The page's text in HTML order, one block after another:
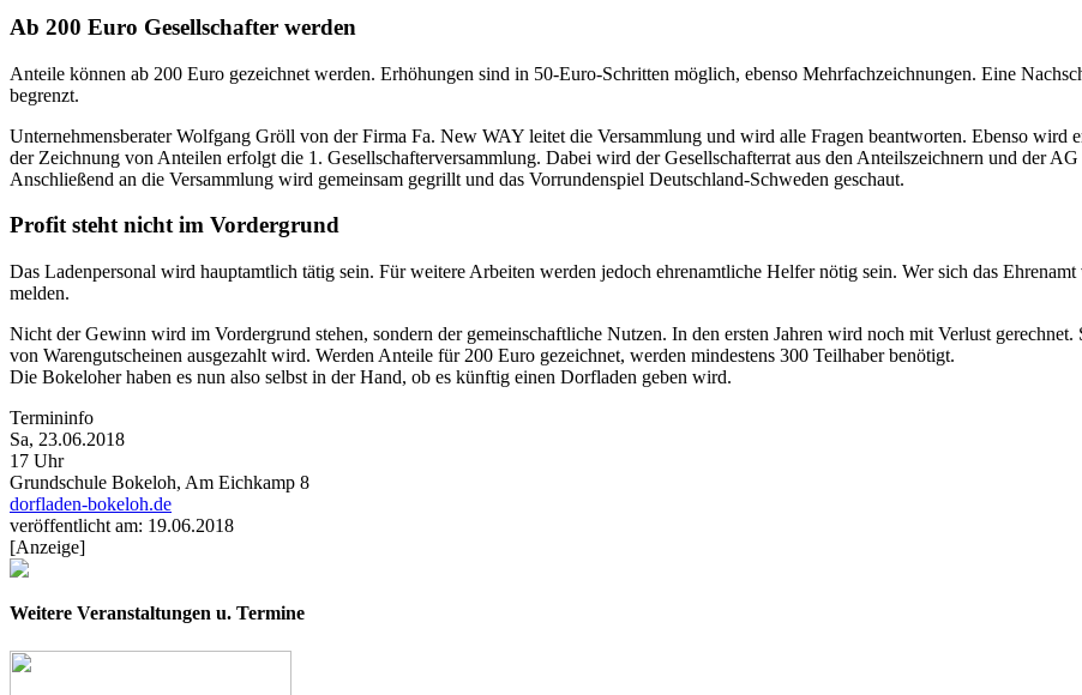
Ab 200 Euro Gesellschafter werden
Anteile können ab 200 Euro gezeichnet werden. Erhöhungen sind in 50-Euro-Schritten möglich, ebenso Mehrfachzeichnungen. Eine
begrenzt.
Unternehmensberater Wolfgang Gröll von der Firma Fa. New WAY leitet die Versammlung und wird alle Fragen beantworten. Ebenso wird
der Zeichnung von Anteilen erfolgt die 1. Gesellschafterversammlung. Dabei wird der Gesellschafterrat aus den Anteilszeichnern und der
Anschließend an die Versammlung wird gemeinsam gegrillt und das Vorrundenspiel Deutschland-Schweden geschaut.
Profit steht nicht im Vordergrund
Das Ladenpersonal wird hauptamtlich tätig sein. Für weitere Arbeiten werden jedoch ehrenamtliche Helfer nötig sein. Wer sich das
melden.
Nicht der Gewinn wird im Vordergrund stehen, sondern der gemeinschaftliche Nutzen. In den ersten Jahren wird noch mit Verlust
von Warengutscheinen ausgezahlt wird. Werden Anteile für 200 Euro gezeichnet, werden mindestens 300 Teilhaber benötigt.
Die Bokeloher haben es nun also selbst in der Hand, ob es künftig einen Dorfladen geben wird.
Termininfo
Sa, 23.06.2018
17 Uhr
Grundschule Bokeloh, Am Eichkamp 8
dorfladen-bokeloh.de
veröffentlicht am: 19.06.2018
[Anzeige]
Weitere Veranstaltungen u. Termine